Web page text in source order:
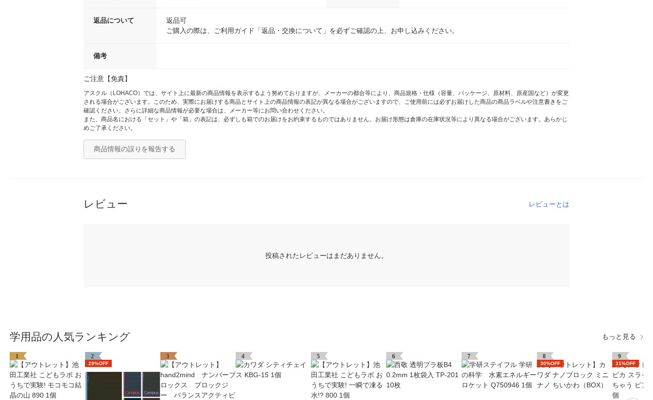
返品について
返品可
ご購入の際は、ご利用ガイド「返品・交換について」を必ずご確認の上、お申し込みください。
備考
ご注意【免責】
アスクル（LOHACO）では、サイト上に最新の商品情報を表示するよう努めておりますが、メーカーの都合等により、商品規格・仕様（容量、パッケージ、原材料、原産国など）が変更
される場合がございます。このため、実際にお届けする商品とサイト上の商品情報の表記が異なる場合がございますので、ご使用前には必ずお届けした商品の商品ラベルや注意書きをご
確認ください。さらに詳細な商品情報が必要な場合は、メーカー等にお問い合わせください。
また、商品名における「セット」や「箱」の表記は、必ずしも箱でのお届けをお約束するものではありません。お届け形態は倉庫の在庫状況等により異なる場合がございます。あらかじ
めご了承ください。
商品情報の誤りを報告する
レビュー レビューとは
投稿されたレビューはまだありません。
学用品の人気ランキング もっと見る
1 2
29%OFF
3 4 5 6 7 8
30%OFF
9
31%OFF